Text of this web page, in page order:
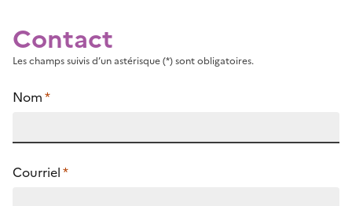
Contact
Les champs suivis d’un astérisque (*) sont obligatoires.
Nom*
Courriel*